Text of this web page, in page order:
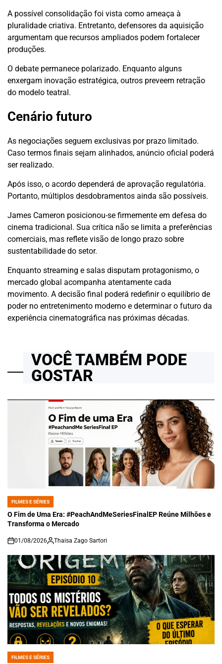
A possível consolidação foi vista como ameaça à
pluralidade criativa. Entretanto, defensores da aquisição
argumentam que recursos ampliados podem fortalecer
produções.
O debate permanece polarizado. Enquanto alguns
enxergam inovação estratégica, outros preveem retração
do modelo teatral.
Cenário futuro
As negociações seguem exclusivas por prazo limitado.
Caso termos finais sejam alinhados, anúncio oficial poderá
ser realizado.
Após isso, o acordo dependerá de aprovação regulatória.
Portanto, múltiplos desdobramentos ainda são possíveis.
James Cameron posicionou-se firmemente em defesa do
cinema tradicional. Sua crítica não se limita a preferências
comerciais, mas reflete visão de longo prazo sobre
sustentabilidade do setor.
Enquanto streaming e salas disputam protagonismo, o
mercado global acompanha atentamente cada
movimento. A decisão final poderá redefinir o equilíbrio de
poder no entretenimento moderno e determinar o futuro da
experiência cinematográfica nas próximas décadas.
VOCÊ TAMBÉM PODE
GOSTAR
POSTED
IN
FILMES E SÉRIES
O Fim de Uma Era: #PeachAndMeSeriesFinalEP Reúne Milhões e
Transforma o Mercado
on
01/08/2026 Thaisa Zago Sartori
POSTED
FILMES E SÉRIES